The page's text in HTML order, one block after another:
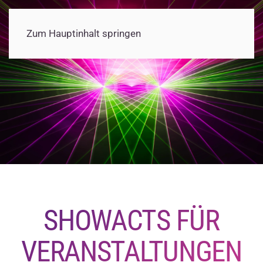
Zum Hauptinhalt springen
SHOWACTS FÜR
VERANSTALTUNGEN